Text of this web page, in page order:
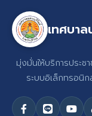
เทศบา
มุ่งมั่นให้บริการประช
ระบบอิเล็กทรอนิ